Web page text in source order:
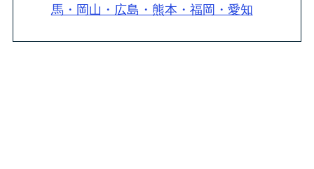
馬・岡山・広島・熊本・福岡・愛知